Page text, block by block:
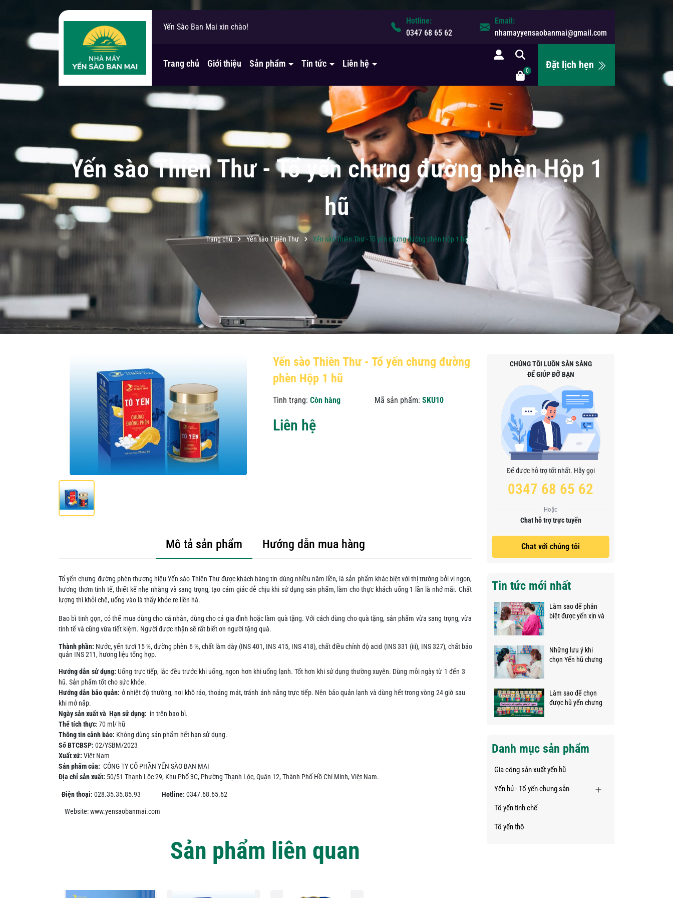
Yến Sào Ban Mai xin chào!
Bạn cần hỗ trợ?
Hotline:
0347 68 65 62
Email:
nhamayyensaobanmai@gmail.com
Trang chủ Giới thiệu Sản phẩm Tin tức Liên hệ
0 Đặt lịch hẹn
Yến sào Thiên Thư - Tổ yến chưng đường phèn Hộp 1
hũ
Trang chủ Yến sào THiên Thư Yến sào Thiên Thư - Tổ yến chưng đường phèn Hộp 1 hũ
Yến sào Thiên Thư - Tổ yến chưng đường
phèn Hộp 1 hũ
Tình trạng: Còn hàng Mã sản phẩm: SKU10
Liên hệ
Mô tả sản phẩm Hướng dẫn mua hàng
Tổ yến chưng đường phèn thương hiệu Yến sào Thiên Thư được khách hàng tin dùng nhiều năm liền, là sản phẩm khác biệt với thị trường bởi vị ngon,
hương thơm tinh tế, thiết kế nhẹ nhàng và sang trọng, tạo cảm giác dễ chịu khi sử dụng sản phẩm, làm cho thực khách uống 1 lần là nhớ mãi. Chất
lượng thì khỏi chê, uống vào là thấy khỏe re liền hà.
Bao bì tinh gọn, có thể mua dùng cho cá nhân, dùng cho cả gia đình hoặc làm quà tặng. Với cách dùng cho quà tặng, sản phẩm vừa sang trọng, vừa
tinh tế và cũng vừa tiết kiệm. Người được nhận sẽ rất biết ơn người tặng quà.
Thànhphần: Nước, yến tươi 15 %, đường phèn 6 %, chất làm dày (INS 401, INS 415, INS 418), chất điều chỉnh độ acid (INS 331 (iii), INS 327), chất bảo
quản INS 211, hương liệu tổng hợp.
Hướng dẫn sử dụng:Uống trực tiếp, lắc đều trước khi uống, ngon hơn khi uống lạnh. Tốt hơn khi sử dụng thường xuyên. Dùng mỗi ngày từ 1 đến 3
hũ. Sản phẩm tốt cho sức khỏe.
Hướng dẫn bảo quản: ở nhiệt độ thường, nơi khô ráo, thoáng mát, tránh ánh nắng trực tiếp. Nên bảo quản lạnh và dùng hết trong vòng 24 giờ sau
khi mở nắp.
Ngày sản xuấtvà Hạn sử dụng: in trên bao bì.
Thể tích thực:70 ml/ hũ
Thông tin cảnh báo: Không dùng sản phẩm hết hạn sử dụng.
SốBTCBSP: 02/YSBM/2023
Xuất xứ: Việt Nam
Sản phẩm của: CÔNG TY CỔ PHẦN YẾN SÀO BAN MAI
Địa chỉ sản xuất: 50/51 Thạnh Lộc 29, Khu Phố 3C, Phường Thạnh Lộc, Quận 12, Thành Phố Hồ Chí Minh, Việt Nam.
Điện thoại: 028.35.35.85.93 Hotline: 0347.68.65.62
Website:www.yensaobanmai.com
Sản phẩm liên quan
CHÚNG TÔI LUÔN SẴN SÀNG
ĐỂ GIÚP ĐỠ BẠN
Để được hỗ trợ tốt nhất. Hãy gọi
0347 68 65 62
Hoặc
Chat hỗ trợ trực tuyến
Chat với chúng tôi
Tin tức mới nhất
Làm sao để phân
biệt được yến xịn và
Những lưu ý khi
chọn Yến hũ chưng
Làm sao để chọn
được hũ yến chưng
Danh mục sản phẩm
Gia công sản xuất yến hũ
Yến hủ - Tổ yến chưng sẵn
Tổ yến tinh chế
Tổ yến thô